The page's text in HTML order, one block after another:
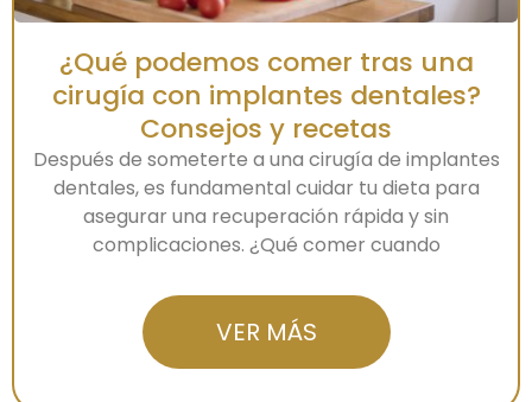
¿Qué podemos comer tras una
cirugía con implantes dentales?
Consejos y recetas
Después de someterte a una cirugía de implantes
dentales, es fundamental cuidar tu dieta para
asegurar una recuperación rápida y sin
complicaciones. ¿Qué comer cuando
VER MÁS